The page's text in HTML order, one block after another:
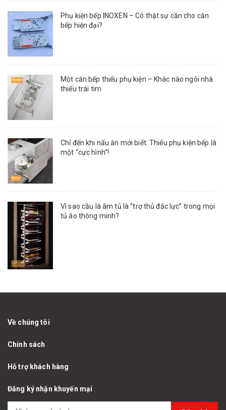
Phụ kiện bếp INOXEN – Có thật sự cần cho căn
bếp hiện đại?
Một căn bếp thiếu phụ kiện – Khác nào ngôi nhà
thiếu trái tim
Chỉ đến khi nấu ăn mới biết: Thiếu phụ kiện bếp là
một “cực hình”!
Vì sao cầu là âm tủ là “trợ thủ đắc lực” trong mọi
tủ áo thông minh?
Về chúng tôi
Chính sách
Hỗ trợ khách hàng
Đăng ký nhận khuyến mại